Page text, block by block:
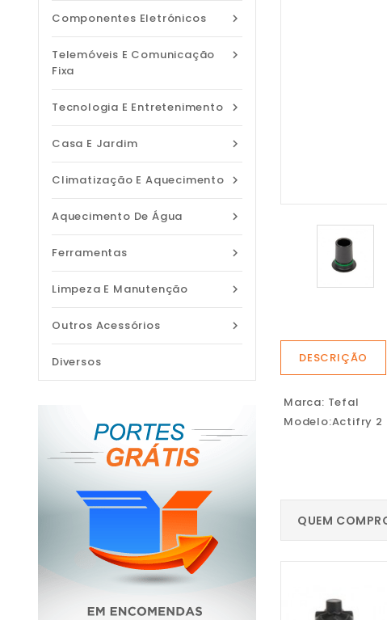

Componentes Eletrónicos

Telemóveis E Comunicação
Fixa

Tecnologia E Entretenimento

Casa E Jardim

Climatização E Aquecimento

Aquecimento De Água

Ferramentas

Limpeza E Manutenção

Outros Acessórios
Diversos DESCRIÇÃO
Marca: Tefal
Modelo:Actifry 2
QUEM